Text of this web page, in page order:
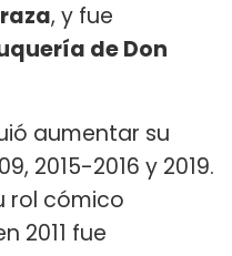
, y fue
de Don
aumentar su
2015-2016 y 2019.
rol cómico
2011 fue